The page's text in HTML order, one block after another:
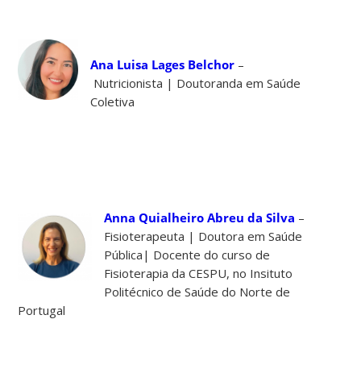
Ana Luisa Lages Belchor –
Nutricionista | Doutoranda em Saúde
Coletiva
Anna Quialheiro Abreu da Silva –
Fisioterapeuta | Doutora em Saúde
Pública| Docente do curso de
Fisioterapia da CESPU, no Insituto
Politécnico de Saúde do Norte de
Portugal